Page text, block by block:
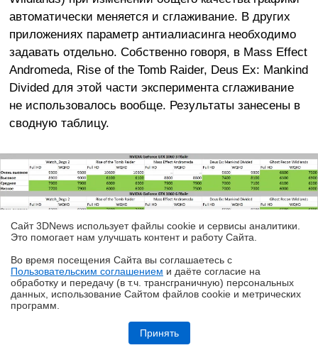
Обзор смартфона HUAWEI Pura 90s Pro: компактный флагман по
автоматически меняется и сглаживание. В других
приложениях параметр антиалиасинга необходимо
задавать отдельно. Собственно говоря, в Mass Effect
Andromeda, Rise of the Tomb Raider, Deus Ex: Mankind
Divided для этой части эксперимента сглаживание
не использовалось вообще. Результаты занесены в
сводную таблицу.
зафиксирован отрадный факт — игры при активации
определенного режима качества графики потребляют
меньше 8 Гбайт оперативной памяти. Таблица
наглядно показывает, что выставление параметров
«Высокий» и «Средний» подходит для видеокарт, у
Сайт 3DNews использует файлы cookie и сервисы аналитики.
Это помогает нам улучшать контент и работу Cайта.
Во время посещения Cайта вы соглашаетесь с
Пользовательским соглашением и даёте согласие на
обработку и передачу (в т.ч. трансграничную) персональных
данных, использование Cайтом файлов cookie и метрических
программ.
Принять